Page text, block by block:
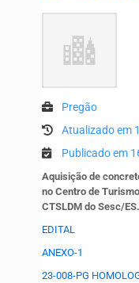
Pregão
Atualizado em
Publicado em
Aquisição de
no Centro de
CTSLDM do Sesc/ES.
EDITAL
ANEXO-1
23-008-PG